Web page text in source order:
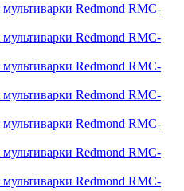
мультиварки Redmond RMC-
мультиварки Redmond RMC-
мультиварки Redmond RMC-
мультиварки Redmond RMC-
мультиварки Redmond RMC-
мультиварки Redmond RMC-
мультиварки Redmond RMC-